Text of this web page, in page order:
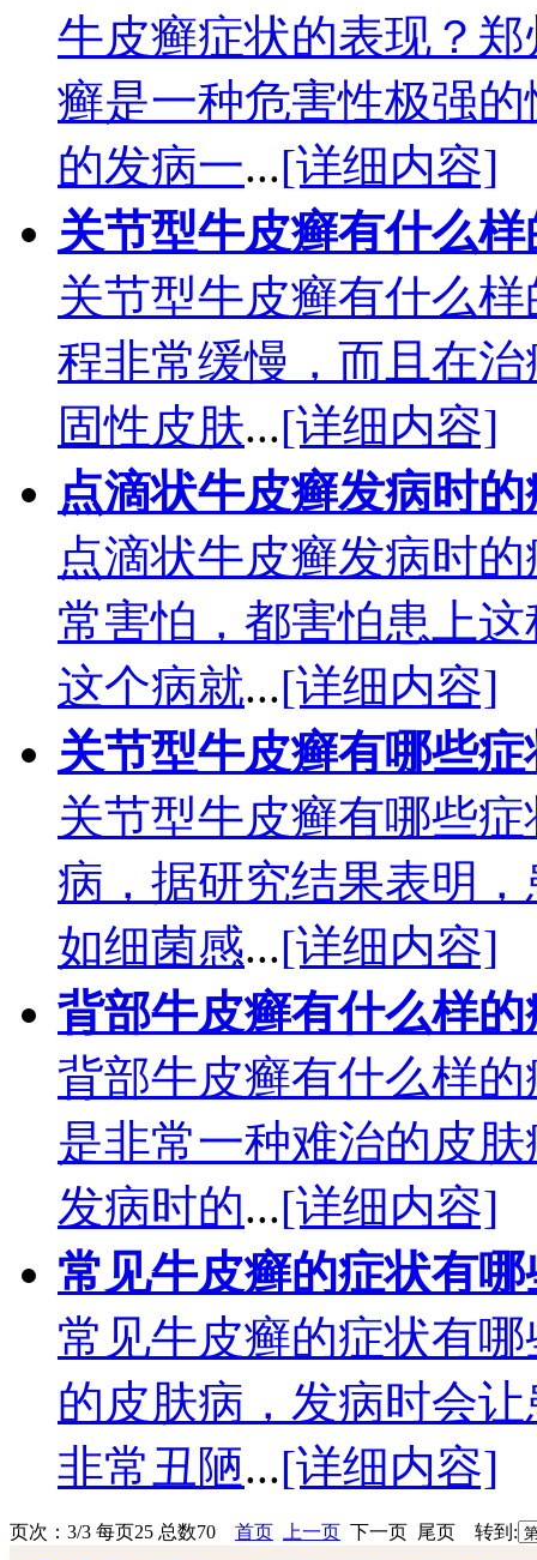
牛皮癣症状的表现？
癣是一种危害性极强
的发病一...[详细内容]
关节型牛皮癣有什么
关节型牛皮癣有什么
程非常缓慢，而且在
固性皮肤...[详细内容]
点滴状牛皮癣发病时
点滴状牛皮癣发病时
常害怕，都害怕患上
这个病就...[详细内容]
关节型牛皮癣有哪些症
关节型牛皮癣有哪些
病，据研究结果表明
如细菌感...[详细内容]
背部牛皮癣有什么样的
背部牛皮癣有什么样
是非常一种难治的皮
发病时的...[详细内容]
常见牛皮癣的症状有哪
常见牛皮癣的症状有
的皮肤病，发病时会
非常丑陋...[详细内容]
页次：3/3 每页25 总数70 首页 上一页 下一页 尾页 转到: